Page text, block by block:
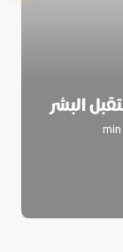
البشر